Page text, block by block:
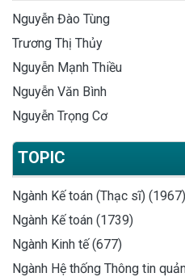
Nguyễn Đào Tùng
Trương Thị Thủy
Nguyễn Mạnh Thiều
Nguyễn Văn Bình
Nguyễn Trọng Cơ
TOPIC
Ngành Kế toán (Thạc sĩ) (1967)
Ngành Kế toán (1739)
Ngành Kinh tế (677)
Ngành Hệ thống Thông tin